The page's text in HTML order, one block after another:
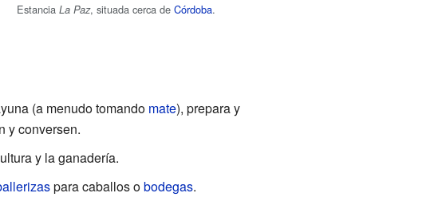
EstanciaLa Paz, situada cerca deCórdoba.
(a menudo tomando mate), prepara y
y conversen.
y la ganadería.
para caballos obodegas.